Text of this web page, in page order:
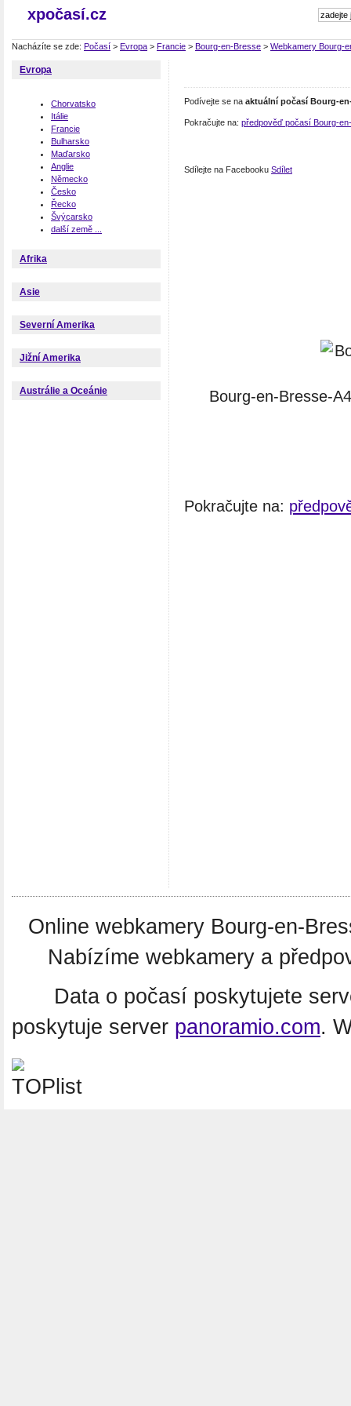
xpočasí.cz
Nacházíte se zde: Počasí > Evropa > Francie > Bourg-en-Bresse > Webkamery Bourg-
Evropa
Chorvatsko
Itálie
Francie
Bulharsko
Maďarsko
Anglie
Německo
Česko
Řecko
Švýcarsko
další země ...
Afrika
Asie
Severní Amerika
Jižní Amerika
Austrálie a Oceánie
Podívejte se na aktuální počasí Bourg-
Pokračujte na: předpověď počasí Bourg-
Sdílejte na Facebooku Sdílet
Bourg-en-Bresse-
Pokračujte na:
Online webkamery Bourg-en-
Nabízíme webkamery a
Data o počasí poskytujete
poskytuje server panoramio.com.